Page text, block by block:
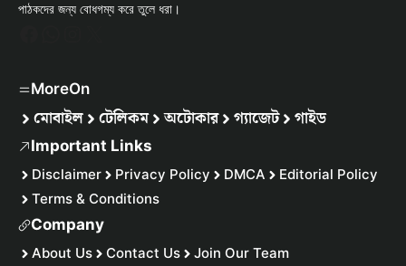
পাঠকদের জন্য বোধগম্য করে তুলে ধরা।
MoreOn
মোবাইল টেলিকম অটোকার গ্যাজেট গাইড
Important Links
Disclaimer Privacy Policy DMCA
Editorial Policy
Terms & Conditions
Company
About Us Contact Us Join Our Team